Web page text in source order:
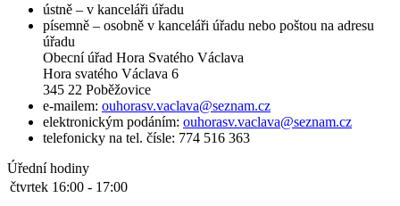
ústně – v kanceláři úřadu
písemně – osobně v kanceláři úřadu nebo poštou na adresu
úřadu
Obecní úřad Hora Svatého Václava
Hora svatého Václava 6
345 22 Poběžovice
e-mailem: ouhorasv.vaclava@seznam.cz
elektronickým podáním: ouhorasv.vaclava@seznam.cz
telefonicky na tel. čísle: 774 516 363
Úřední hodiny
čtvrtek 16:00 - 17:00